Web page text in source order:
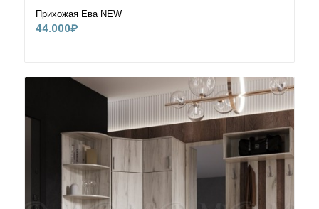
Прихожая Ева NEW
44.000₽